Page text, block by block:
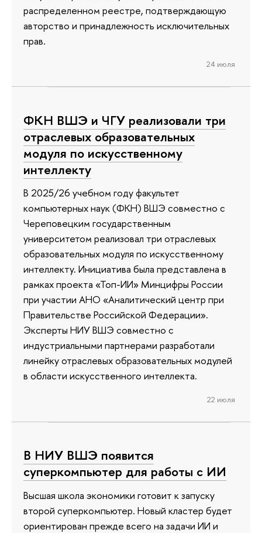
распределенном реестре, подтверждающую
авторство и принадлежность исключительных
прав.
24 июля
ФКН ВШЭ и ЧГУ реализовали три
отраслевых образовательных
модуля по искусственному
интеллекту
В 2025/26 учебном году факультет
компьютерных наук (ФКН) ВШЭ совместно с
Череповецким государственным
университетом реализовал три отраслевых
образовательных модуля по искусственному
интеллекту. Инициатива была представлена в
рамках проекта «Топ-ИИ» Минцифры России
при участии АНО «Аналитический центр при
Правительстве Российской Федерации».
Эксперты НИУ ВШЭ совместно с
индустриальными партнерами разработали
линейку отраслевых образовательных модулей
в области искусственного интеллекта.
22 июля
В НИУ ВШЭ появится
суперкомпьютер для работы с ИИ
Высшая школа экономики готовит к запуску
второй суперкомпьютер. Новый кластер будет
ориентирован прежде всего на задачи ИИ и